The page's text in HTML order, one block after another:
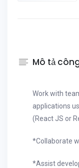
Mô tả
Work with
applications
(React JS or
*Collaborate
*Assist